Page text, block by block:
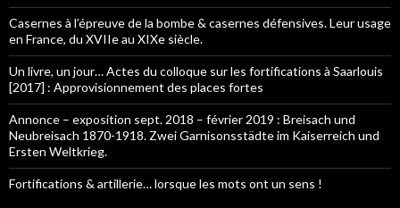
Casernes à l’épreuve de la bombe & casernes défensives. Leur usage
en France, du XVIIe au XIXe siècle.
Un livre, un jour… Actes du colloque sur les fortifications à Saarlouis
[2017] : Approvisionnement des places fortes
Annonce – exposition sept. 2018 – février 2019 : Breisach und
Neubreisach 1870-1918. Zwei Garnisonsstädte im Kaiserreich und
Ersten Weltkrieg.
Fortifications & artillerie… lorsque les mots ont un sens !